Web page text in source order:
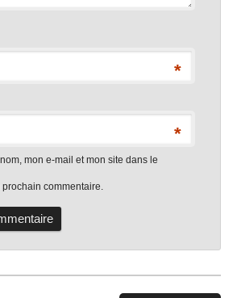
*
*
mon e-mail et mon site dans le
commentaire.